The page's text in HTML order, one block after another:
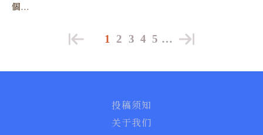
個...
1 2 3 4 5 …
投稿须知
关于我们